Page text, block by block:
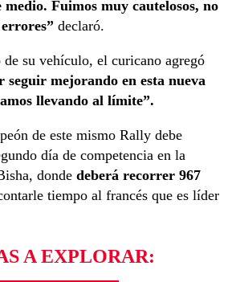
Fuimos muy cautelosos, no
declaró.
su vehículo, el curicano agregó
seguir mejorando en esta nueva
llevando al límite”.
de este mismo Rally debe
día de competencia en la
donde deberá recorrer 967
tiempo al francés que es líder
A EXPLORAR: